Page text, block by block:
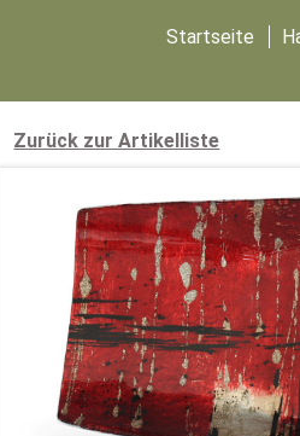
Startseite
Zurück zur Artikelliste